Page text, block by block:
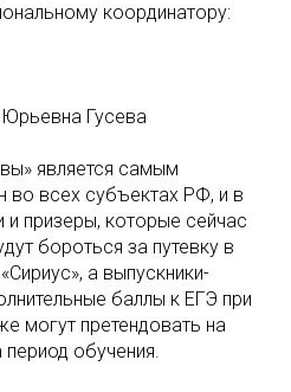
координатору:
Гусева
является самым
во всех субъектах РФ, и в
и призеры, которые сейчас
бороться за путевку в
а выпускники-
баллы к ЕГЭ при
могут претендовать на
период обучения.